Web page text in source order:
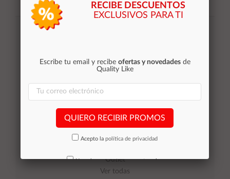
Suscribirse
Categorías
Tablets
Outlet
Ver todas
RECIBE DESCUENTOS
EXCLUSIVOS PARA TI
Escribe tu email y recibe ofertas y novedadesde
Quality Like
QUIERO RECIBIR PROMOS
Acepto la política de privacidad
No volver a mostrar mas este aviso